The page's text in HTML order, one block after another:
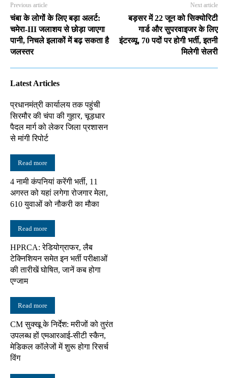
Previous article
चंबा के लोगों के लिए बड़ा अलर्ट:
चमेरा-III जलाशय से छोड़ा जाएगा
पानी, निचले इलाकों में बढ़ सकता है
जलस्तर
Next article
बड़सर में 22 जून को सिक्योरिटी
गार्ड और सुपरवाइजर के लिए
इंटरव्यू, 70 पदों पर होगी भर्ती, इतनी
मिलेगी सेलरी
Latest Articles
प्रधानमंत्री कार्यालय तक पहुंची
सिरमौर की चंपा की गुहार, चूड़धार
पैदल मार्ग को लेकर जिला प्रशासन
से मांगी रिपोर्ट
Read more
4 नामी कंपनियां करेंगी भर्ती, 11
अगस्त को यहां लगेगा रोजगार मेला,
610 युवाओं को नौकरी का मौका
Read more
HPRCA: रेडियोग्राफर, लैब
टेक्निशियन समेत इन भर्ती परीक्षाओं
की तारीखें घोषित, जानें कब होगा
एग्जाम
Read more
CM सुक्खू के निर्देश: मरीजों को तुरंत
उपलब्ध हों एमआरआई-सीटी स्कैन,
मेडिकल कॉलेजों में शुरू होगा रिसर्च
विंग